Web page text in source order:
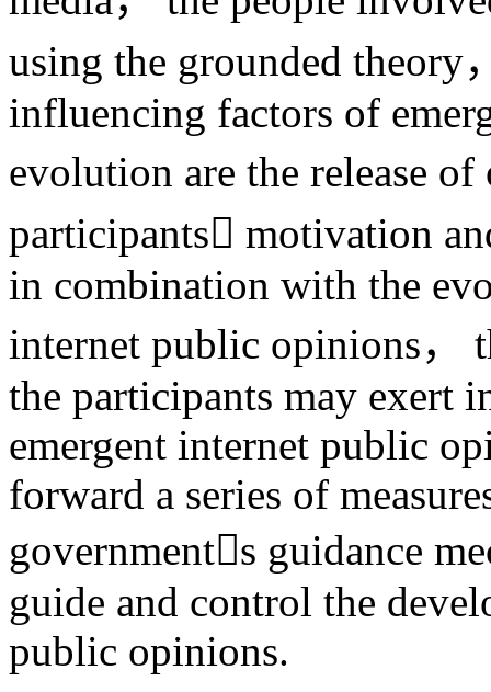
using the grounded theory
influencing factors of
evolution are the release
participants motivation
in combination with the
internet public opinions，
the participants may exert
emergent internet public
forward a series of
governments guidance
guide and control the
public opinions.